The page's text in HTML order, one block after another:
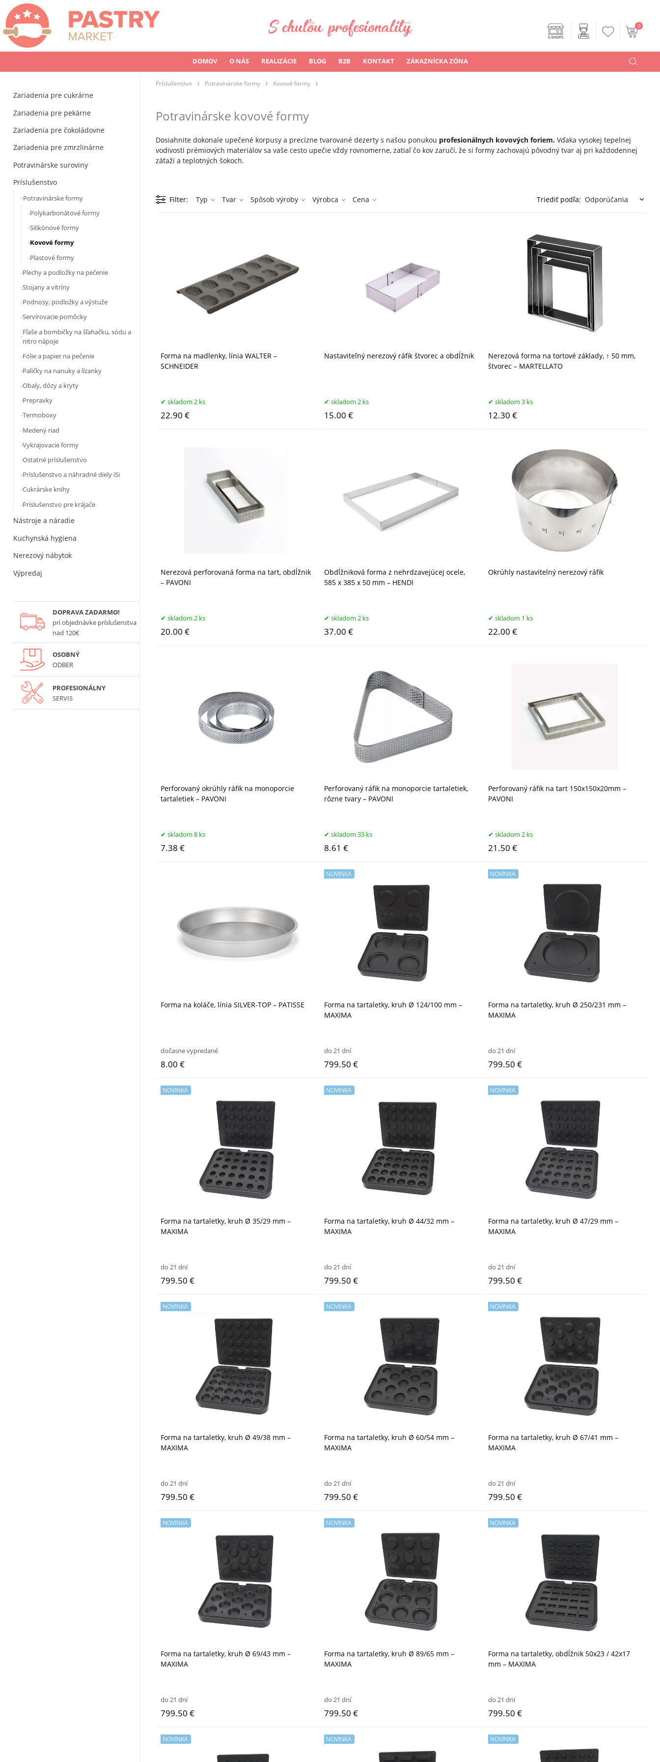
DOMOV O NÁS REALIZÁCIE BLOG B2B KONTAKT ZÁKAZNÍCKA ZÓNA
0
Zariadenia pre cukrárne
Zariadenia pre pekárne
Zariadenia pre čokoládovne
Zariadenia pre zmrzlinárne
Potravinárske suroviny
Príslušenstvo
Potravinárske formy
Polykarbonátové formy
Silikónové formy
Kovové formy
Plastové formy
Plechy a podložky na pečenie
Stojany a vitríny
Podnosy, podložky a výstuže
Servírovacie pomôcky
Fľaše a bombičky na šľahačku, sódu a
nitro nápoje
Fólie a papier na pečenie
Paličky na nanuky a lízanky
Obaly, dózy a kryty
Prepravky
Termoboxy
Medený riad
Vykrajovacie formy
Ostatné príslušenstvo
Príslušenstvo a náhradné diely iSi
Cukrárske knihy
Príslušenstvo pre krájače
Nástroje a náradie
Kuchynská hygiena
Nerezový nábytok
Výpredaj
DOPRAVA ZADARMO!
pri objednávke príslušenstva
nad 120€
OSOBNÝ
ODBER
PROFESIONÁLNY
SERVIS
Príslušenstvo Potravinárske formy Kovové formy
Potravinárske kovové formy
Dosiahnite dokonale upečené korpusy a precízne tvarované dezerty s našou ponukou profesionálnych kovových foriem. Vďaka vysokej tepelnej
vodivosti prémiových materiálov sa vaše cesto upečie vždy rovnomerne, zatiaľ čo kov zaručí, že si formy zachovajú pôvodný tvar aj pri každodennej
záťaži a teplotných šokoch.
Filter Typ Tvar Spôsob výroby Výrobca Cena Triediť podľa:
Forma na madlenky, línia WALTER –
SCHNEIDER
skladom 2 ks
22.90 €
Nastaviteľný nerezový ráfik štvorec a obdĺžnik
skladom 2 ks
15.00 €
Nerezová forma na tortové základy, ↑ 50 mm,
štvorec – MARTELLATO
skladom 3 ks
12.30 €
Nerezová perforovaná forma na tart, obdĺžnik
– PAVONI
skladom 2 ks
20.00 €
Obdĺžniková forma z nehrdzavejúcej ocele,
585 x 385 x 50 mm – HENDI
skladom 2 ks
37.00 €
Okrúhly nastavitelný nerezový ráfik
skladom 1 ks
22.00 €
Perforovaný okrúhly ráfik na monoporcie
tartaletiek – PAVONI
skladom 8 ks
7.38 €
Perforovaný ráfik na monoporcie tartaletiek,
rôzne tvary – PAVONI
skladom 33 ks
8.61 €
Perforovaný ráfik na tart 150x150x20mm –
PAVONI
skladom 2 ks
21.50 €
Forma na koláče, línia SILVER-TOP – PATISSE
dočasne vypredané
8.00 €
Forma na tartaletky, kruh Ø 124/100 mm –
MAXIMA
NOVINKA
do 21 dní
799.50 €
Forma na tartaletky, kruh Ø 250/231 mm –
MAXIMA
NOVINKA
do 21 dní
799.50 €
Forma na tartaletky, kruh Ø 35/29 mm –
MAXIMA
NOVINKA
do 21 dní
799.50 €
Forma na tartaletky, kruh Ø 44/32 mm –
MAXIMA
NOVINKA
do 21 dní
799.50 €
Forma na tartaletky, kruh Ø 47/29 mm –
MAXIMA
NOVINKA
do 21 dní
799.50 €
Forma na tartaletky, kruh Ø 49/38 mm –
MAXIMA
NOVINKA
do 21 dní
799.50 €
Forma na tartaletky, kruh Ø 60/54 mm –
MAXIMA
NOVINKA
do 21 dní
799.50 €
Forma na tartaletky, kruh Ø 67/41 mm –
MAXIMA
NOVINKA
do 21 dní
799.50 €
Forma na tartaletky, kruh Ø 69/43 mm –
MAXIMA
NOVINKA
do 21 dní
799.50 €
Forma na tartaletky, kruh Ø 89/65 mm –
MAXIMA
NOVINKA
do 21 dní
799.50 €
Forma na tartaletky, obdĺžnik 50x23 / 42x17
mm – MAXIMA
NOVINKA
do 21 dní
799.50 €
NOVINKA NOVINKA NOVINKA